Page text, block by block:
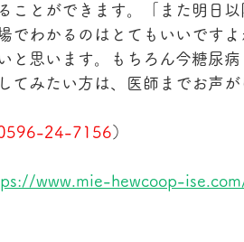
ことができます。「また明日
でわかるのはとてもいいです
と思います。もちろん今糖尿
てみたい方は、医師までお声が
24-7156）
www.mie-hewcoop-